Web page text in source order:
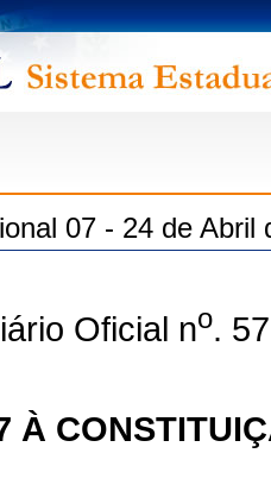
07 - 24 de Abril
Oficial no.
À